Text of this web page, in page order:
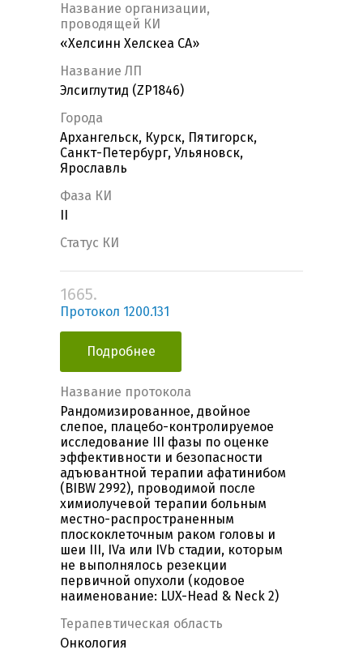
Название организации,
проводящей КИ
«Хелсинн Хелскеа СА»
Название ЛП
Элсиглутид (ZP1846)
Города
Архангельск, Курск, Пятигорск,
Санкт-Петербург, Ульяновск,
Ярославль
Фаза КИ
Статус КИ
1665.
Протокол 1200.131
Подробнее
Название протокола
Рандомизированное, двойное
слепое, плацебо-контролируемое
исследование III фазы по оценке
эффективности и безопасности
адъювантной терапии афатинибом
(BIBW 2992), проводимой после
химиолучевой терапии больным
местно-распространенным
плоскоклеточным раком головы и
шеи III, IVa или IVb стадии, которым
не выполнялось резекции
первичной опухоли (кодовое
наименование: LUX-Head & Neck 2)
Терапевтическая область
Онкология